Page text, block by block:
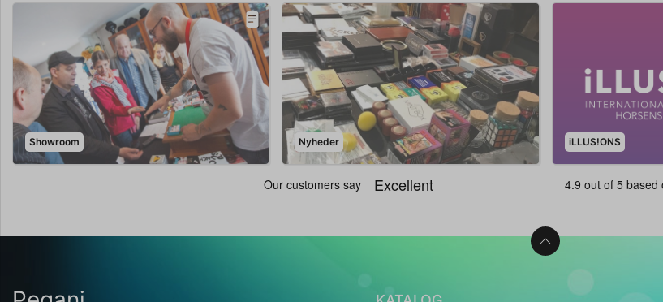
Showroom Nyheder iLLUS!ONS